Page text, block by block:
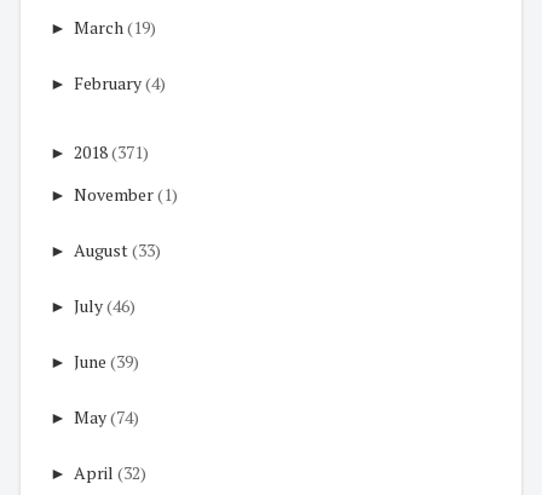
► March(19)
► February(4)
► 2018(371)
► November(1)
► August(33)
► July(46)
► June (39)
► May(74)
► April (32)